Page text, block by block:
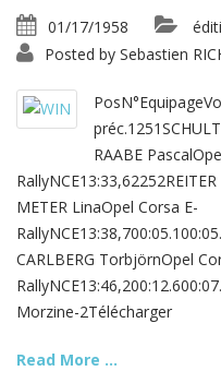
01/17/1958
Posted by Sebastien
RAABE
METER LinaOpel Corsa E-
CARLBERG TorbjörnOpel
Morzine-2Télécharger
Read More ...